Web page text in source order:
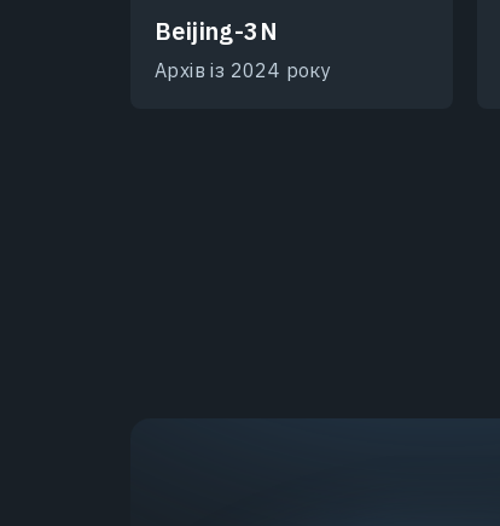
Beijing-3N
Архів із 2024 року